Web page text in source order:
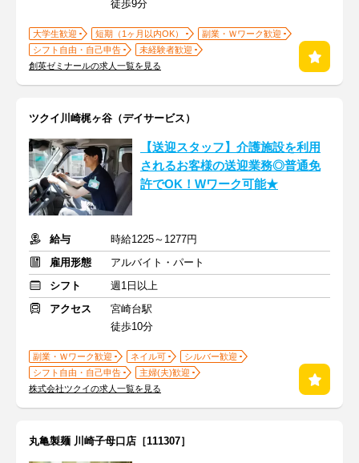
徒歩9分
大学生歓迎 短期（1ヶ月以内OK）
副業・Ｗワーク歓迎
シフト自由・自己申告
未経験者歓迎
創英ゼミナールの求人一覧を見る
ツクイ川崎梶ヶ谷（デイサービス）
【送迎スタッフ】介護施設を利用
されるお客様の送迎業務◎普通免
許でOK！Wワーク可能★
給与
時給1225～1277円
雇用形態
アルバイト・パート
シフト
週1日以上
アクセス
宮崎台駅
徒歩10分
副業・Ｗワーク歓迎 ネイル可
シルバー歓迎
シフト自由・自己申告
主婦(夫)歓迎
株式会社ツクイの求人一覧を見る
丸亀製麺 川崎子母口店［111307］